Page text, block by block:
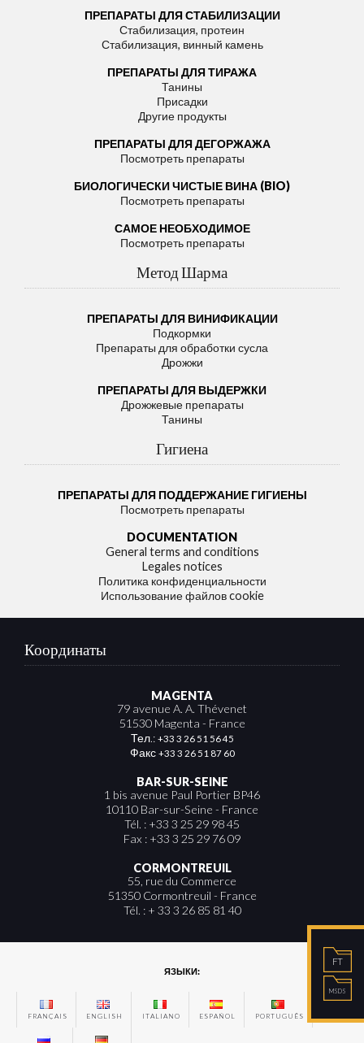
FT
MSDS
ПРЕПАРАТЫ ДЛЯ СТАБИЛИЗАЦИИ
Стабилизация, протеин
Стабилизация, винный камень
ПРЕПАРАТЫ ДЛЯ ТИРАЖА
Танины
Присадки
Другие продукты
ПРЕПАРАТЫ ДЛЯ ДЕГОРЖАЖА
Посмотреть препараты
БИОЛОГИЧЕСКИ ЧИСТЫЕ ВИНА (BIO)
Посмотреть препараты
САМОЕ НЕОБХОДИМОЕ
Посмотреть препараты
Метод Шарма
ПРЕПАРАТЫ ДЛЯ ВИНИФИКАЦИИ
Подкормки
Препараты для обработки сусла
Дрожжи
ПРЕПАРАТЫ ДЛЯ ВЫДЕРЖКИ
Дрожжевые препараты
Танины
Гигиена
ПРЕПАРАТЫ ДЛЯ ПОДДЕРЖАНИЕ ГИГИЕНЫ
Посмотреть препараты
DOCUMENTATION
General terms and conditions
Legales notices
Политика конфиденциальности
Использование файлов cookie
Координаты
MAGENTA
79 avenue A. A. Thévenet
51530 Magenta - France
Тел.: +33 3 26 51 56 45
Факс +33 3 26 51 87 60
BAR-SUR-SEINE
1 bis avenue Paul Portier BP46
10110 Bar-sur-Seine - France
Tél. : +33 3 25 29 98 45
Fax : +33 3 25 29 76 09
CORMONTREUIL
55, rue du Commerce
51350 Cormontreuil - France
Tél. : + 33 3 26 85 81 40
ЯЗЫКИ:
FRANÇAIS ENGLISH ITALIANO ESPAÑOL PORTUGUÊS